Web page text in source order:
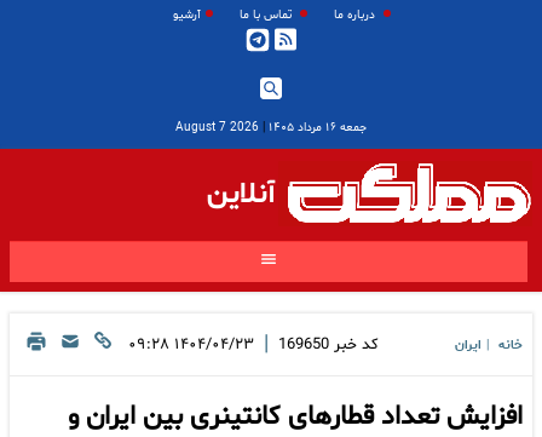
درباره ما تماس با ما آرشیو
جمعه ۱۶ مرداد ۱۴۰۵ |
2026 August 7
آنلاین
خانه ایران کد خبر 169650
| ۱۴۰۴/۰۴/۲۳ ۰۹:۲۸
افزایش تعداد قطارهای کانتینری بین ایران و